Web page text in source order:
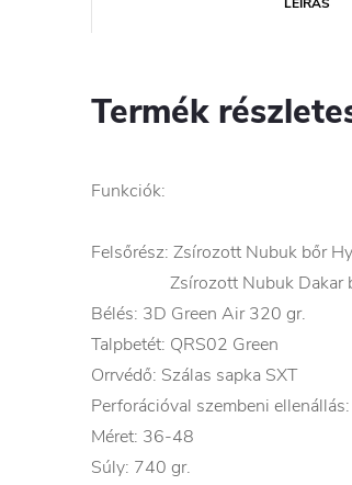
Termék
Funkciók:
Felsőrész: Zsírozott Nubuk bőr
Zsírozott Nubuk Dakar
Bélés: 3D Green Air 320 gr.
Talpbetét: QRS02 Green
Orrvédő: Szálas sapka SXT
Perforációval szembeni
Méret: 36-48
Súly: 740 gr.